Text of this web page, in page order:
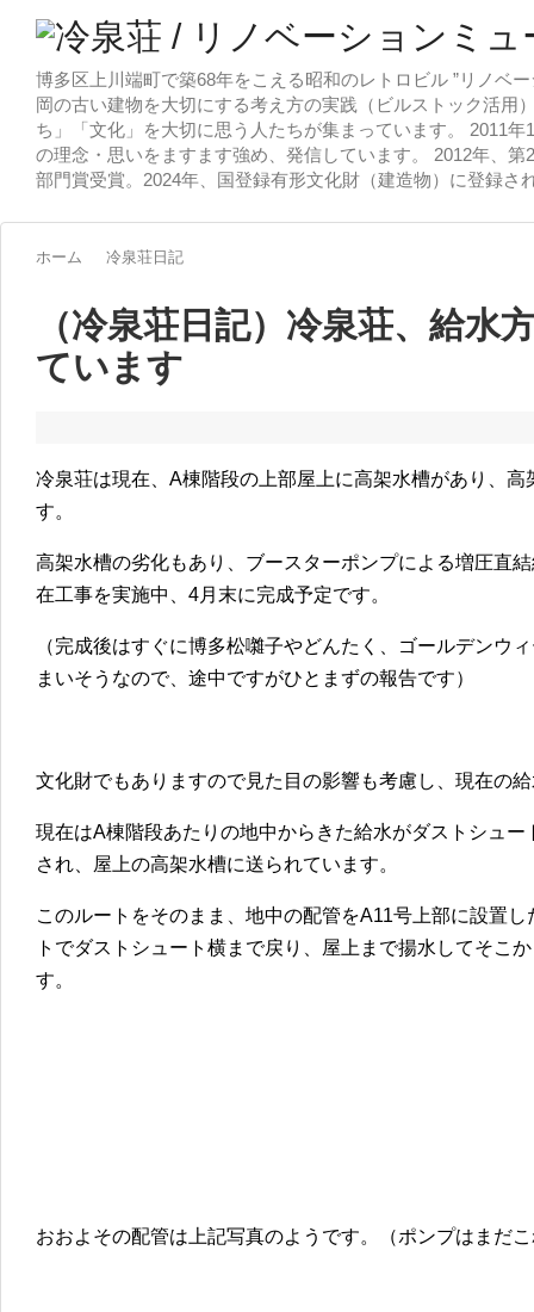
博多区上川端町で築68年をこえる昭和のレトロビル ”リノベ
岡の古い建物を大切にする考え方の実践（ビルストック活用
ち」「文化」を大切に思う人たちが集まっています。 2011
の理念・思いをますます強め、発信しています。 2012年、
部門賞受賞。2024年、国登録有形文化財（建造物）に登録さ
ホーム 冷泉荘日記
（冷泉荘日記）冷泉荘、給水
ています
冷泉荘は現在、A棟階段の上部屋上に高架水槽があり、
す。
高架水槽の劣化もあり、ブースターポンプによる増圧直
在工事を実施中、4月末に完成予定です。
（完成後はすぐに博多松囃子やどんたく、ゴールデンウ
まいそうなので、途中ですがひとまずの報告です）
文化財でもありますので見た目の影響も考慮し、現在の
現在はA棟階段あたりの地中からきた給水がダストシュ
され、屋上の高架水槽に送られています。
このルートをそのまま、地中の配管をA11号上部に設置
トでダストシュート横まで戻り、屋上まで揚水してそこ
す。
おおよその配管は上記写真のようです。（ポンプはまだ